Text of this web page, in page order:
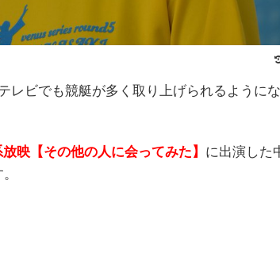
ビでも競艇が多く取り上げられるように
映【その他の人に会ってみた】 に出演した